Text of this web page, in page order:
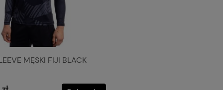
MĘSKI FIJI BLACK